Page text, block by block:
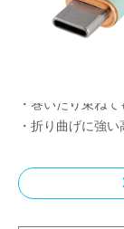
限定品
・巻いたり束ね
・折り曲げに強い